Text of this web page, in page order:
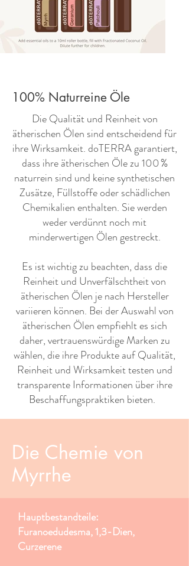
100% Naturreine Öle
​Die Qualität und Reinheit von
ätherischen Ölen sind entscheidend für
ihre Wirksamkeit. doTERRA garantiert,
dass ihre ätherischen Öle zu 100 %
naturrein sind und keine synthetischen
Zusätze, Füllstoffe oder schädlichen
Chemikalien enthalten. Sie werden
weder verdünnt noch mit
minderwertigen Ölen gestreckt.
Es ist wichtig zu beachten, dass die
Reinheit und Unverfälschtheit von
ätherischen Ölen je nach Hersteller
variieren können. Bei der Auswahl von
ätherischen Ölen empfiehlt es sich
daher, vertrauenswürdige Marken zu
wählen, die ihre Produkte auf Qualität,
Reinheit und Wirksamkeit testen und
transparente Informationen über ihre
Beschaffungspraktiken bieten. ​ ​
Die Chemie von
Myrrhe
Hauptbestandteile:
Furanoedudesma, 1,3-Dien,
Curzerene